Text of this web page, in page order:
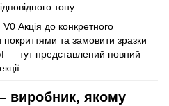
тону
Акція до конкретного
покриттями та замовити зразки
— тут представлений повний
виробник, якому